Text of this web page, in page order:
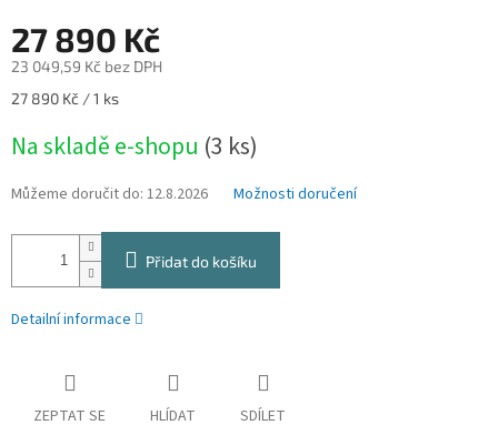
27 890 Kč
23 049,59 Kč bez DPH
Měrná
27 890 Kč / 1 ks
Na skladě e-shopu (3 ks)
Můžeme doručit do: 12.8.2026 Možnosti doručení
Přidat do košíku
Detailní informace
ZEPTAT SE HLÍDAT SDÍLET